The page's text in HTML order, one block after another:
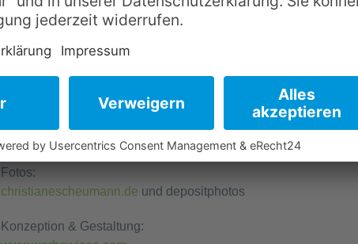
Hindenburgstraße 13
91054 Erlangen
Telefon: 0179 - 49 17 479
Fotos:
christianescheumann.de und depositphotos
Konzeption & Gestaltung: